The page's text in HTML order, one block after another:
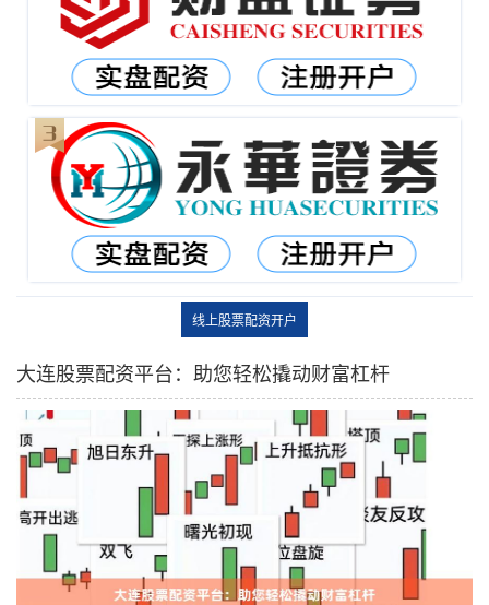
线上股票配资开户
大连股票配资平台：助您轻松撬动财富杠杆